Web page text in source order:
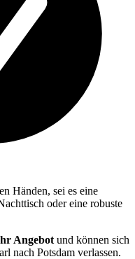
Händen, sei es eine
oder eine robuste
Angebot und können sich
nach Potsdam verlassen.